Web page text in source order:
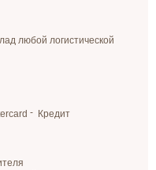
любой логистической
Кредит